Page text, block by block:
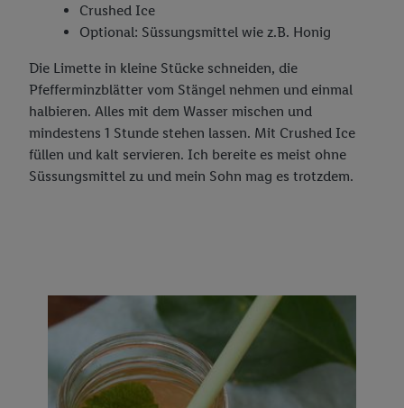
Crushed Ice
Optional: Süssungsmittel wie z.B. Honig
Die Limette in kleine Stücke schneiden, die
Pfefferminzblätter vom Stängel nehmen und einmal
halbieren. Alles mit dem Wasser mischen und
mindestens 1 Stunde stehen lassen. Mit Crushed Ice
füllen und kalt servieren. Ich bereite es meist ohne
Süssungsmittel zu und mein Sohn mag es trotzdem.